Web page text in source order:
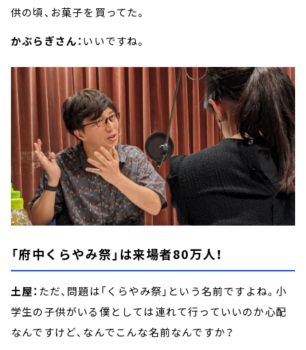
供の頃、お菓子を買ってた。
かぶらぎさん： いいですね。
「府中くらやみ祭」は来場者80万人！
土屋： ただ、問題は「くらやみ祭」という名前ですよね。小
学生の子供がいる僕としては連れて行っていいのか心配
なんですけど、なんでこんな名前なんですか？